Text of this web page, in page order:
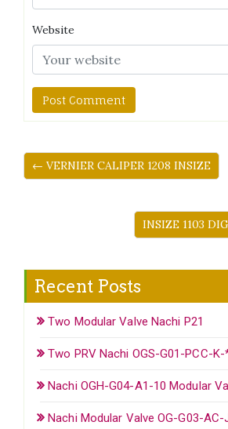
Website
← VERNIER CALIPER 1208 INSIZE
INSIZE 1103
Recent Posts
Two Modular Valve Nachi P21
Two PRV Nachi OGS-G01-PCC-
Nachi OGH-G04-A1-10 Modular
Nachi Modular Valve OG-G03-AC-